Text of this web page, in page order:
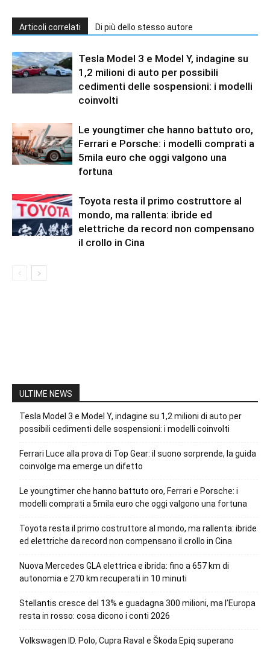
Articoli correlati Di più dello stesso autore
Tesla Model 3 e Model Y, indagine su
1,2 milioni di auto per possibili
cedimenti delle sospensioni: i modelli
coinvolti
Le youngtimer che hanno battuto oro,
Ferrari e Porsche: i modelli comprati a
5mila euro che oggi valgono una
fortuna
Toyota resta il primo costruttore al
mondo, ma rallenta: ibride ed
elettriche da record non compensano
il crollo in Cina
ULTIME NEWS
Tesla Model 3 e Model Y, indagine su 1,2 milioni di auto per
possibili cedimenti delle sospensioni: i modelli coinvolti
Ferrari Luce alla prova di Top Gear: il suono sorprende, la guida
coinvolge ma emerge un difetto
Le youngtimer che hanno battuto oro, Ferrari e Porsche: i
modelli comprati a 5mila euro che oggi valgono una fortuna
Toyota resta il primo costruttore al mondo, ma rallenta: ibride
ed elettriche da record non compensano il crollo in Cina
Nuova Mercedes GLA elettrica e ibrida: fino a 657 km di
autonomia e 270 km recuperati in 10 minuti
Stellantis cresce del 13% e guadagna 300 milioni, ma l’Europa
resta in rosso: cosa dicono i conti 2026
Volkswagen ID. Polo, Cupra Raval e Škoda Epiq superano